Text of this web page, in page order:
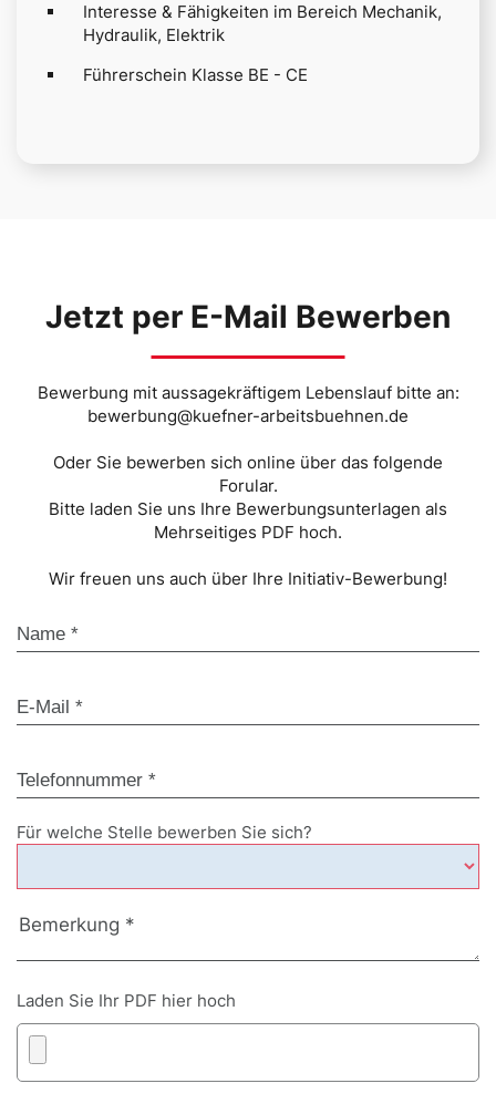
Interesse & Fähigkeiten im Bereich Mechanik,
Hydraulik, Elektrik
Führerschein Klasse BE - CE
Jetzt per E-Mail Bewerben
Bewerbung mit aussagekräftigem Lebenslauf bitte an:
bewerbung@kuefner-arbeitsbuehnen.de
Oder Sie bewerben sich online über das folgende
Forular.
Bitte laden Sie uns Ihre Bewerbungsunterlagen als
Mehrseitiges PDF hoch.
Wir freuen uns auch über Ihre Initiativ-Bewerbung!
Für welche Stelle bewerben Sie sich?
Laden Sie Ihr PDF hier hoch